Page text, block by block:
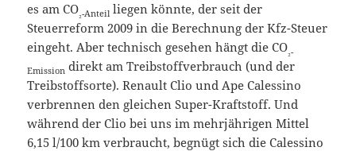
es am CO₂-Anteil liegen könnte, der seit der
Steuerreform 2009 in die Berechnung der Kfz-Steuer
eingeht. Aber technisch gesehen hängt die CO₂-
Emission direkt am Treibstoffverbrauch (und der
Treibstoffsorte). Renault Clio und Ape Calessino
verbrennen den gleichen Super-Kraftstoff. Und
während der Clio bei uns im mehrjährigen Mittel
6,15 l/100 km verbraucht, begnügt sich die Calessino